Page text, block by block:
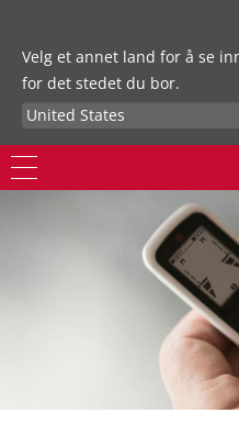
Velg et annet land for å se
for det stedet du bor.